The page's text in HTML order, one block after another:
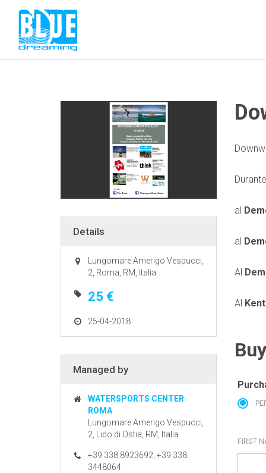
Details
Lungomare Amerigo Vespucci,
2, Roma, RM, Italia
25 €
25-04-2018
Managed by
WATERSPORTS CENTER
ROMA
Lungomare Amerigo Vespucci,
2, Lido di Ostia, RM, Italia
+39 338 8923692, +39 338
3448064
al
al
Al
Al
FIRST